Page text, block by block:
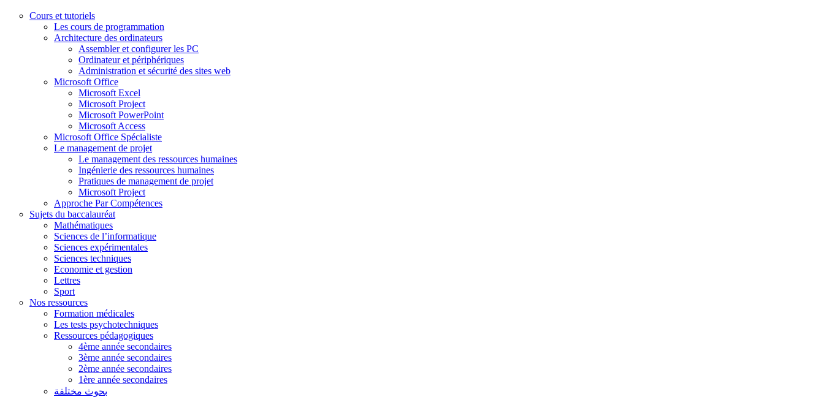
Cours et tutoriels
Les cours de programmation
Architecture des ordinateurs
Assembler et configurer les PC
Ordinateur et périphériques
Administration et sécurité des sites web
Microsoft Office
Microsoft Excel
Microsoft Project
Microsoft PowerPoint
Microsoft Access
Microsoft Office Spécialiste
Le management de projet
Le management des ressources humaines
Ingénierie des ressources humaines
Pratiques de management de projet
Microsoft Project
Approche Par Compétences
Sujets du baccalauréat
Mathématiques
Sciences de l’informatique
Sciences expérimentales
Sciences techniques
Economie et gestion
Lettres
Sport
Nos ressources
Formation médicales
Les tests psychotechniques
Ressources pédagogiques
4ème année secondaires
3ème année secondaires
2ème année secondaires
1ère année secondaires
بحوث مختلفة